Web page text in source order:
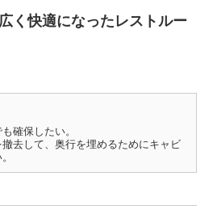
く快適になったレストルー
確保したい。
去して、奥行を埋めるためにキャビ